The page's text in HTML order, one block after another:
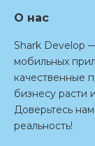
О нас
Shark Develop
мобильных
качественные
бизнесу расти
Доверьтесь
реальность!